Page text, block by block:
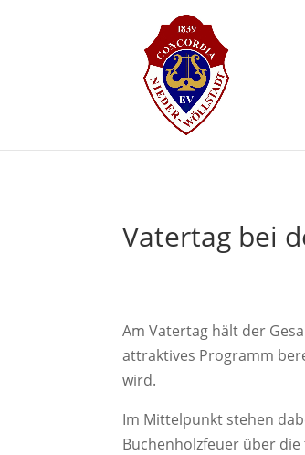
Vatertag bei
Am Vatertag hält der
attraktives Programm
wird.
Im Mittelpunkt stehen
Buchenholzfeuer über